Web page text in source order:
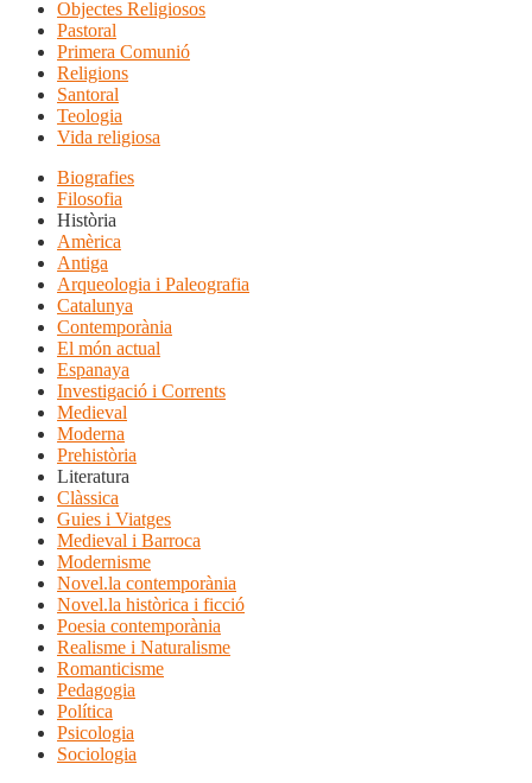
Objectes Religiosos
Pastoral
Primera Comunió
Religions
Santoral
Teologia
Vida religiosa
Biografies
Filosofia
Història
Amèrica
Antiga
Arqueologia i Paleografia
Catalunya
Contemporània
El món actual
Espanaya
Investigació i Corrents
Medieval
Moderna
Prehistòria
Literatura
Clàssica
Guies i Viatges
Medieval i Barroca
Modernisme
Novel.la contemporània
Novel.la històrica i ficció
Poesia contemporània
Realisme i Naturalisme
Romanticisme
Pedagogia
Política
Psicologia
Sociologia